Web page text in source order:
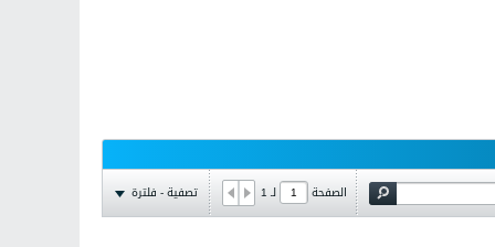
الصفحة لـ1 تصفية - فلترة